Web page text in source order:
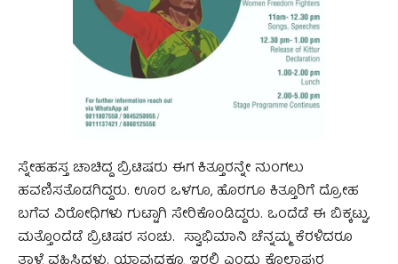
ಸ್ನೇಹಹಸ್ತ ಚಾಚಿದ್ದ ಬ್ರಿಟಿಷರು ಈಗ ಕಿತ್ತೂರನ್ನೇ ನುಂಗಲು
ಹವಣಿಸತೊಡಗಿದ್ದರು. ಊರ ಒಳಗೂ, ಹೊರಗೂ ಕಿತ್ತೂರಿಗೆ ದ್ರೋಹ
ಬಗೆವ ವಿರೋಧಿಗಳು ಗುಟ್ಟಾಗಿ ಸೇರಿಕೊಂಡಿದ್ದರು. ಒಂದೆಡೆ ಈ ಬಿಕ್ಕಟ್ಟು,
ಮತ್ತೊಂದೆಡೆ ಬ್ರಿಟಿಷರ ಸಂಚು. ಸ್ವಾಭಿಮಾನಿ ಚೆನ್ನಮ್ಮ ಕೆರಳಿದರೂ